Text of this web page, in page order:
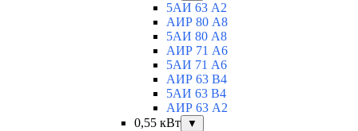
5АИ 63 A2
АИР 80 А8
5АИ 80 A8
АИР 71 А6
5АИ 71 A6
АИР 63 B4
5АИ 63 B4
АИР 63 А2
0,55 кВт
▼